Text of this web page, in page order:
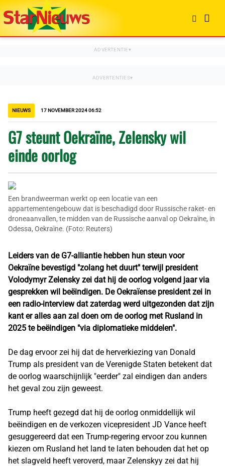
NIEUWS 17 NOVEMBER 2024 06:52
G7 steunt Oekraïne, Zelensky wil
einde oorlog
Een brandweerman werkt op een locatie van een
appartementengebouw dat is beschadigd door Russische raket- en
droneaanvallen, te midden van de Russische aanval op Oekraïne, in
Odessa, Oekraïne. (Foto: Reuters)
Leiders van de G7-alliantie hebben hun steun voor
Oekraïne bevestigd "zolang het duurt" terwijl president
Volodymyr Zelensky zei dat hij de oorlog volgend jaar via
gesprekken wil beëindigen. De Oekraïense president zei in
een radio-interview dat zaterdag werd uitgezonden dat zijn
kant er alles aan zal doen om de oorlog met Rusland in
2025 te beëindigen "via diplomatieke middelen".
De dag ervoor zei hij dat de herverkiezing van Donald
Trump als president van de Verenigde Staten betekent dat
de oorlog waarschijnlijk "eerder" zal eindigen dan anders
het geval zou zijn geweest.
Trump heeft gezegd dat hij de oorlog onmiddellijk wil
beëindigen en de verkozen vicepresident JD Vance heeft
gesuggereerd dat een Trump-regering ervoor zou kunnen
kiezen om Rusland het land te laten behouden dat het op
het slagveld heeft veroverd, maar Zelenskyy zei dat hij